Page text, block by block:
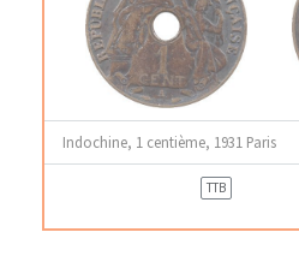
Indochine, 1 centième, 1931 Paris
TTB